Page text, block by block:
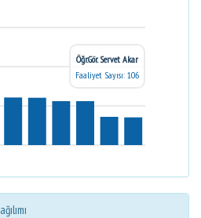
Öğr.Gör. Servet Akar
Faaliyet Sayısı: 106